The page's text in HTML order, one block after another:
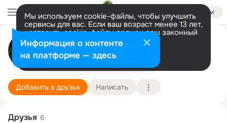
Войти
Мы используем cookie-файлы, чтобы улучшить
сервисы для вас. Если ваш возраст менее 13 лет,
настроить cookie-файлы должен ваш законный
представитель. Больше информации
Разрешить все Настроить
Наталья Петрова
Cанкт-Петербург
13 школа
Подробнее
Добавить в друзья Написать
Друзья 6
Информация о контенте
на платформе — здесь